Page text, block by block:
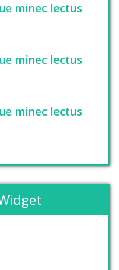
minec lectus
minec lectus
minec lectus